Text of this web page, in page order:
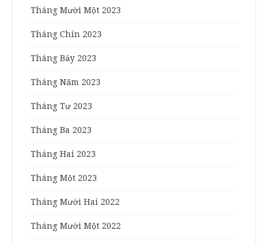
Tháng Mười Một 2023
Tháng Chín 2023
Tháng Bảy 2023
Tháng Năm 2023
Tháng Tư 2023
Tháng Ba 2023
Tháng Hai 2023
Tháng Một 2023
Tháng Mười Hai 2022
Tháng Mười Một 2022